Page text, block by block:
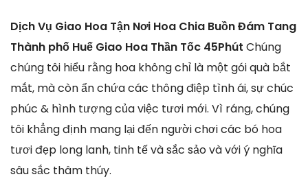
Dịch Vụ Giao Hoa Tận Nơi Hoa Chia Buồn Đám Tang
Thành phố Huế Giao Hoa Thần Tốc 45Phút Chúng
chúng tôi hiểu rằng hoa không chỉ là một gói quà bắt
mắt, mà còn ẩn chứa các thông điệp tình ái, sự chúc
phúc & hình tượng của việc tươi mới. Vì ráng, chúng
tôi khẳng định mang lại đến người chơi các bó hoa
tươi đẹp long lanh, tinh tế và sắc sảo và với ý nghĩa
sâu sắc thâm thúy.